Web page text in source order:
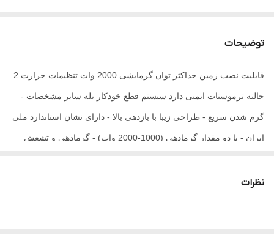
توضیحات
قطع کن اتوماتیک برق در صورت واژگونی
نظرات